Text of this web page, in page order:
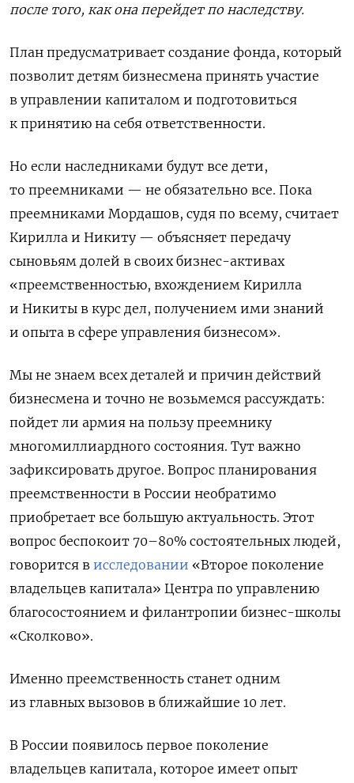
после того, как она перейдет по наследству.
План предусматривает создание фонда, который
позволит детям бизнесмена принять участие
в управлении капиталом и подготовиться
к принятию на себя ответственности.
Но если наследниками будут все дети,
то преемниками — не обязательно все. Пока
преемниками Мордашов, судя по всему, считает
Кирилла и Никиту — объясняет передачу
сыновьям долей в своих бизнес-активах
«преемственностью, вхождением Кирилла
и Никиты в курс дел, получением ими знаний
и опыта в сфере управления бизнесом».
Мы не знаем всех деталей и причин действий
бизнесмена и точно не возьмемся рассуждать:
пойдет ли армия на пользу преемнику
многомиллиардного состояния. Тут важно
зафиксировать другое. Вопрос планирования
преемственности в России необратимо
приобретает все большую актуальность. Этот
вопрос беспокоит 70–80% состоятельных людей,
говорится в исследовании «Второе поколение
владельцев капитала» Центра по управлению
благосостоянием и филантропии бизнес-школы
«Сколково».
Именно преемственность станет одним
из главных вызовов в ближайшие 10 лет.
В России появилось первое поколение
владельцев капитала, которое имеет опыт